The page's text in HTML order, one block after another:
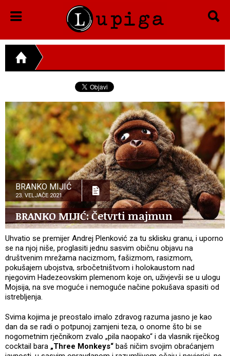
BRANKO MIJIĆ
23. VELJAČE 2021.
BRANKO MIJIĆ: Četvrti majmun
Uhvatio se premijer Andrej Plenković za tu sklisku granu, i uporno
se na njoj niše, proglasiti jednu sasvim običnu objavu na
društvenim mrežama nacizmom, fašizmom, rasizmom,
pokušajem ubojstva, srbočetništvom i holokaustom nad
njegovim Hadezeovskim plemenom koje on, uživjevši se u ulogu
Mojsija, na sve moguće i nemoguće načine pokušava spasiti od
istrebljenja.
Svima kojima je preostalo imalo zdravog razuma jasno je kao
dan da se radi o potpunoj zamjeni teza, o onome što bi se
nogometnim rječnikom zvalo „pila naopako“ i da vlasnik riječkog
cocktail bara „Three Monkeys“ baš ničim svojim obraćanjem